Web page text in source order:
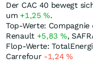
Der CAC 40 bewegt
um +1,25%.
Top-Werte:
Renault +5,83 %,
Flop-Werte:
Carrefour -1,24%